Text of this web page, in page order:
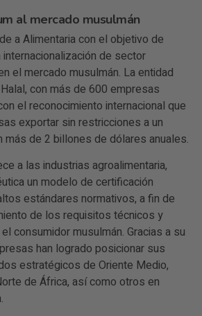
al mercado musulmán
a Alimentaria con el objetivo de
de sector
el mercado musulmán. La entidad
con más de 600 empresas
el reconocimiento internacional que
exportar sin restricciones a un
más de 2 billones de dólares anuales.
a las industrias agroalimentaria,
un modelo de certificación
estándares normativos, a fin de
de los requisitos técnicos y
consumidor musulmán. Gracias a su
han logrado posicionar sus
estratégicos de Oriente Medio,
de África, así como otros en